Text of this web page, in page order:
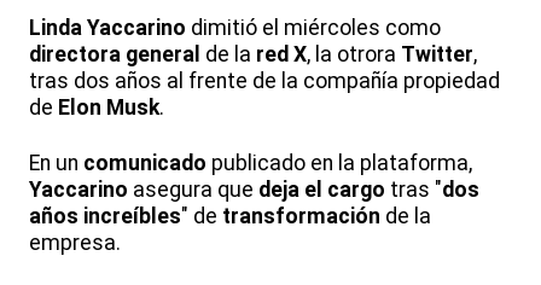
Linda Yaccarino dimitió el miércoles como
directora general de la red X, la otrora Twitter,
tras dos años al frente de la compañía propiedad
de Elon Musk.
En un comunicado publicado en la plataforma,
Yaccarino asegura que deja el cargo tras "dos
años increíbles" de transformación de la
empresa.